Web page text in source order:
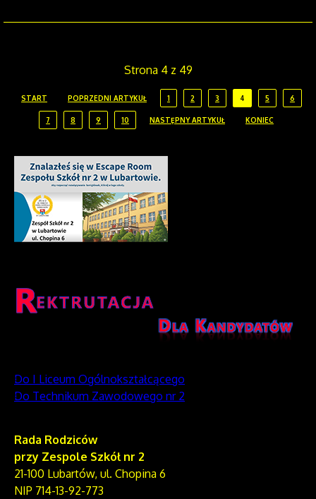
Strona 4 z 49
START POPRZEDNI ARTYKUŁ 1 2 3 4 5 6
7 8 9 10 NASTĘPNY ARTYKUŁ KONIEC
Do I Liceum Ogólnokształcącego
Do Technikum Zawodowego nr 2
Rada Rodziców
przy Zespole Szkół nr 2
21-100 Lubartów, ul. Chopina 6
NIP 714-13-92-773